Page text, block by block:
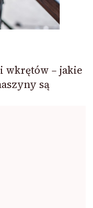
wkrętów – jakie
są